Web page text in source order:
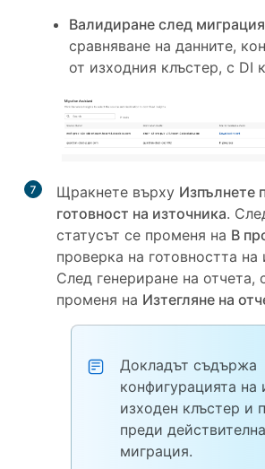
Валидиране след миграция
сравняване на данните,
от изходния клъстер, с DI
7 Щракнете върху Изпълнете
готовност на източника.
статусът се променя на В
проверка на готовността на
След генериране на отчета,
променя на Изтегляне на
Докладът съдържа
конфигурацията на
изходен клъстер и
преди
миграция.